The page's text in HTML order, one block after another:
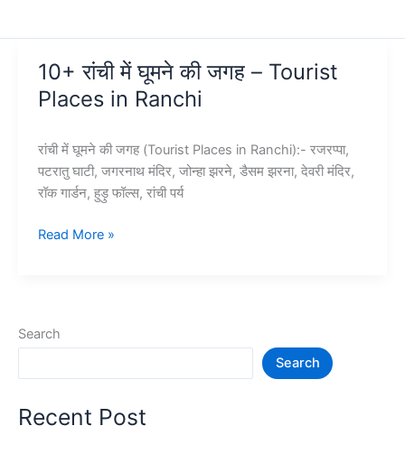
10+ रांची में घूमने की जगह – Tourist
Places in Ranchi
रांची में घूमने की जगह (Tourist Places in Ranchi):- रजरप्पा,
पटरातु घाटी, जगरनाथ मंदिर, जोन्हा झरने, डैसम झरना, देवरी मंदिर,
रॉक गार्डन, हुड़ु फॉल्स, रांची पर्य
10+
जगह
in
Read More »
Search
Search
Recent Post